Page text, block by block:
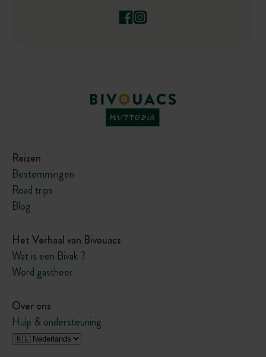
Reizen
Bestemmingen
Road trips
Blog
Het Verhaal van Bivouacs
Wat is een Bivak ?
Word gastheer
Over ons
Hulp & ondersteuning